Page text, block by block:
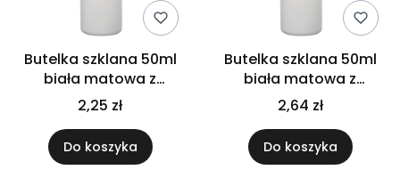
Butelka szklana 50ml
biała matowa z
nakrętką czarną
2,25 zł
Do koszyka
Butelka szklana 50ml
biała matowa z
nakrętką plastikową
2,64 zł
Do koszyka